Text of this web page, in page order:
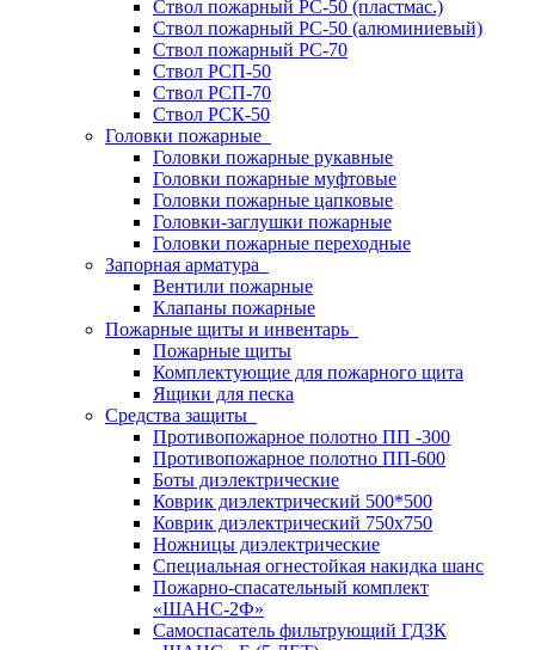
Ствол пожарный РС-50 (пластмас.)
Ствол пожарный РС-50 (алюминиевый)
Ствол пожарный РС-70
Ствол РСП-50
Ствол РСП-70
Ствол РСК-50
Головки пожарные
Головки пожарные рукавные
Головки пожарные муфтовые
Головки пожарные цапковые
Головки-заглушки пожарные
Головки пожарные переходные
Запорная арматура
Вентили пожарные
Клапаны пожарные
Пожарные щиты и инвентарь
Пожарные щиты
Комплектующие для пожарного щита
Ящики для песка
Средства защиты
Противопожарное полотно ПП -300
Противопожарное полотно ПП-600
Боты диэлектрические
Коврик диэлектрический 500*500
Коврик диэлектрический 750х750
Ножницы диэлектрические
Специальная огнестойкая накидка шанс
Пожарно-спасательный комплект
«ШАНС-2Ф»
Самоспасатель фильтрующий ГДЗК